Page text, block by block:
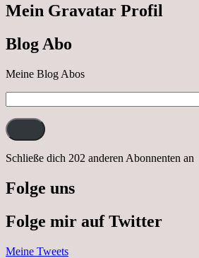
Mein Gravatar Profil
Blog Abo
Meine Blog Abos
Mail-
Adresse:
Schließe dich 202 anderen Abonnenten an
Folge uns
Folge mir auf Twitter
Meine Tweets